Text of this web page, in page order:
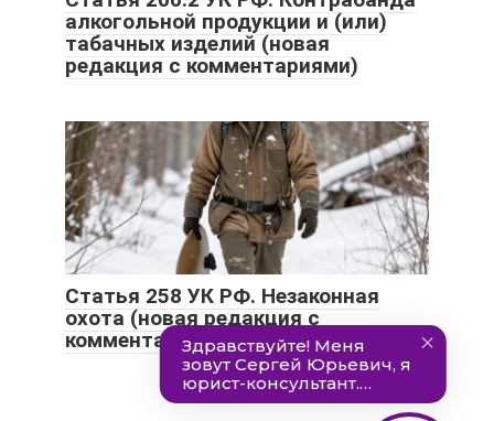
алкогольной продукции и (или)
табачных изделий (новая
редакция с комментариями)
Статья 258 УК РФ. Незаконная
охота (новая редакция с
комментариями)